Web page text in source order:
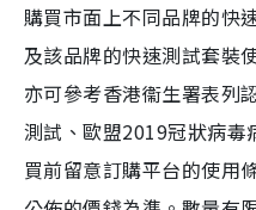
購買市面上不同品牌的快
及該品牌的快速測試套裝
亦可參考香港衞生署表列
測試、歐盟2019冠狀病毒
買前留意訂購平台的使用